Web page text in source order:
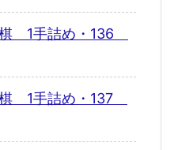
棋 1手詰め・136
棋 1手詰め・137